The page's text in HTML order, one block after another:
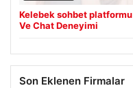
Kelebek sohbet
Ve Chat Deneyimi
Son Eklenen Firmalar